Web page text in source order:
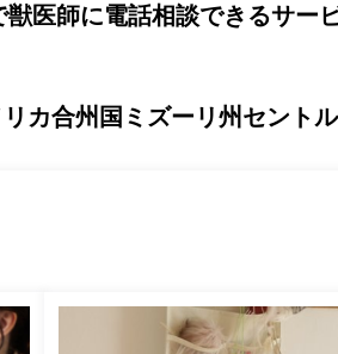
医師に電話相談できるサー
カ合州国ミズーリ州セント